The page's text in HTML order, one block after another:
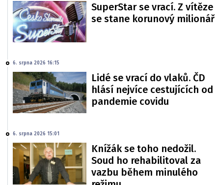
SuperStar se vrací. Z vítěze
se stane korunový milionář
6. srpna 2026 16:15
Lidé se vrací do vlaků. ČD
hlásí nejvíce cestujících od
pandemie covidu
6. srpna 2026 15:01
Knížák se toho nedožil.
Soud ho rehabilitoval za
vazbu během minulého